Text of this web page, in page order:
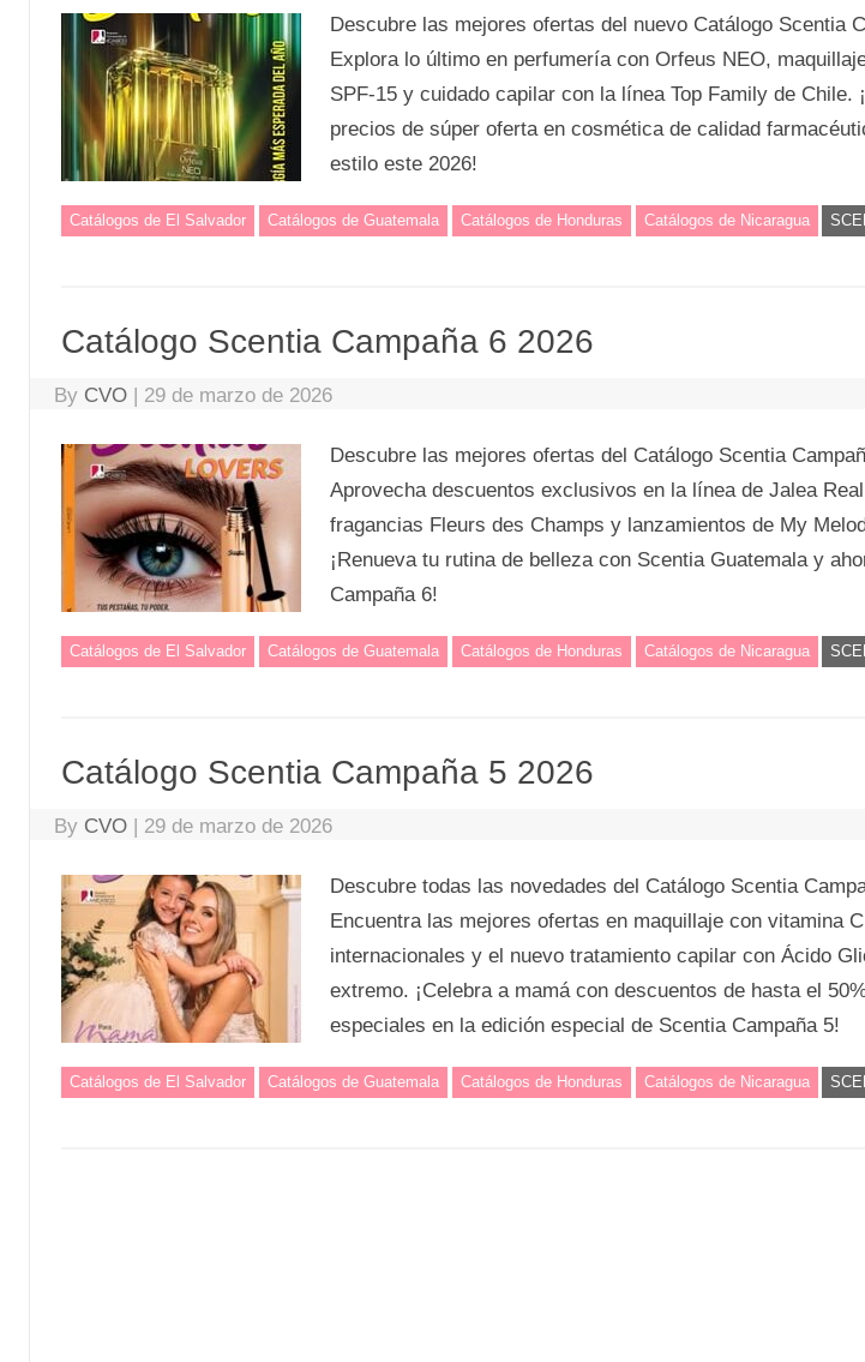
Descubre las mejores ofertas del nuevo Catálogo Scentia
Explora lo último en perfumería con Orfeus NEO,
SPF-15 y cuidado capilar con la línea Top Family de Chile.
precios de súper oferta en cosmética de calidad
estilo este 2026!
Catálogos de El Salvador Catálogos de Guatemala Catálogos de Honduras Catálogos de Nicaragua
Catálogo Scentia Campaña 6 2026
By CVO | 29 de marzo de 2026
Descubre las mejores ofertas del Catálogo Scentia
Aprovecha descuentos exclusivos en la línea de Jalea
fragancias Fleurs des Champs y lanzamientos de My
¡Renueva tu rutina de belleza con Scentia Guatemala y
Campaña 6!
Catálogos de El Salvador Catálogos de Guatemala Catálogos de Honduras Catálogos de Nicaragua
Catálogo Scentia Campaña 5 2026
By CVO | 29 de marzo de 2026
Descubre todas las novedades del Catálogo Scentia
Encuentra las mejores ofertas en maquillaje con vitamina
internacionales y el nuevo tratamiento capilar con Ácido
extremo. ¡Celebra a mamá con descuentos de hasta el
especiales en la edición especial de Scentia Campaña 5!
Catálogos de El Salvador Catálogos de Guatemala Catálogos de Honduras Catálogos de Nicaragua